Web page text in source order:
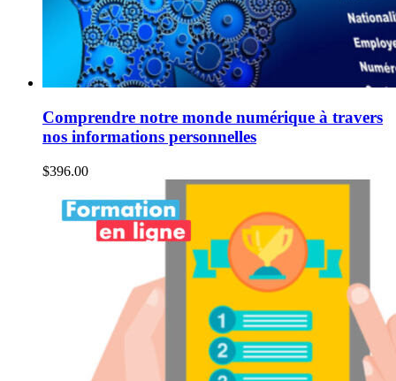
Comprendre notre monde numérique à travers
nos informations personnelles
$396.00